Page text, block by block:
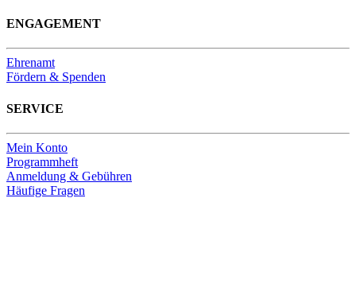
ENGAGEMENT
Ehrenamt
Fördern & Spenden
SERVICE
Mein Konto
Programmheft
Anmeldung & Gebühren
Häufige Fragen